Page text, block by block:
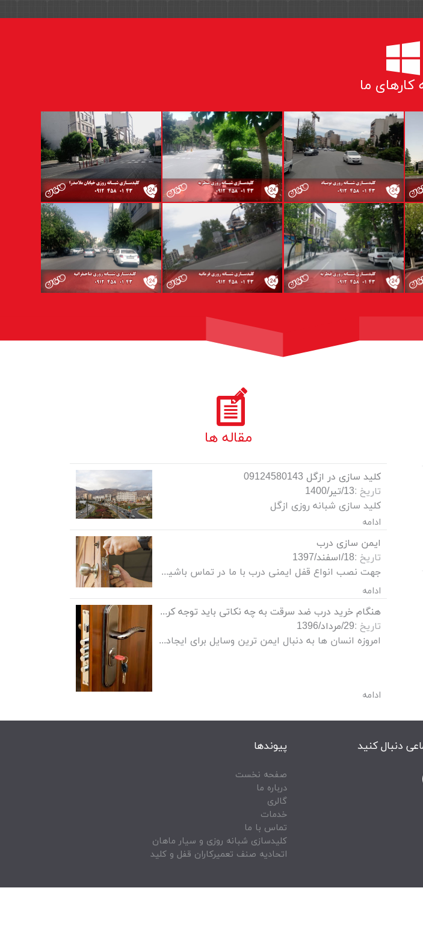
کارهای ما
مقاله ها
کلید سازی در ازگل 09124580143
تاریخ :13/تیر/1400
کلید سازی شبانه روزی ازگل
ادامه
ایمن سازی درب
تاریخ :18/اسفند/1397
جهت نصب انواع قفل ایمنی درب با ما در تماس باشید. 09124580143
ادامه
هنگام خرید درب ضد سرقت به چه نکاتی باید توجه کرد؟
تاریخ :29/مرداد/1396
امروزه انسان ها به دنبال ایمن ترین وسایل برای ایجاد امنیت در خانه و محل کار خود هستند. یکی از راههای حفظ امنیت خانه و محل کار، نصب درب های ضد سرقت می باشد. هنگام خرید درب ضد سرقت برای محل مسکونی باید به چه نکاتی توجه کرد؟
ادامه
دنبال کنید پیوندها
صفحه نخست
درباره ما
گالری
خدمات
تماس با ما
کلیدسازی شبانه روزی و سیار ماهان
اتحادیه صنف تعمیرکاران قفل و کلید